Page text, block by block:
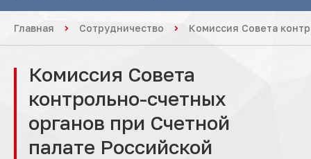
Главная Сотрудничество Комиссия Совета
Комиссия Совета
контрольно-счетных
органов при Счетной
палате Российской